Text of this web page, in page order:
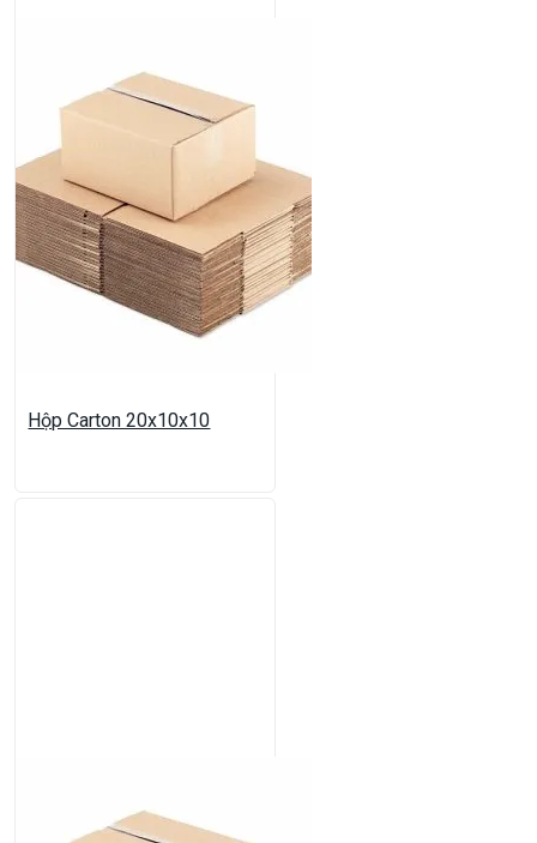
Hộp Carton 20x10x10